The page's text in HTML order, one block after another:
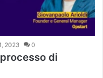
2023 0
di